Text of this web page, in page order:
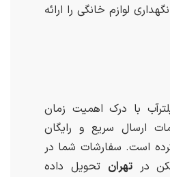
لوازم خانگی را ارائه
با درک اهمیت زمان
ارسال سریع و رایگان
است. سفارشات شما در
درتهران تحویل داده